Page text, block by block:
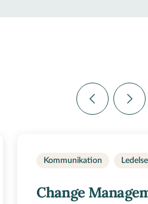
Kommunikation
Change